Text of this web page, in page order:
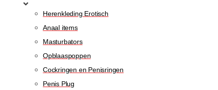
Herenkleding Erotisch
Anaal items
Masturbators
Opblaaspoppen
Cockringen en Penisringen
Penis Plug